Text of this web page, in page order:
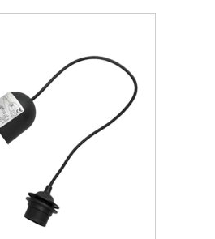
: 15 cm
Rentrée: 3 cm
Type : à suspendre ou à poser
Bague :
Epoxy blanc / Noir & Or : L'epoxy
: Est vendu séparément de l'article